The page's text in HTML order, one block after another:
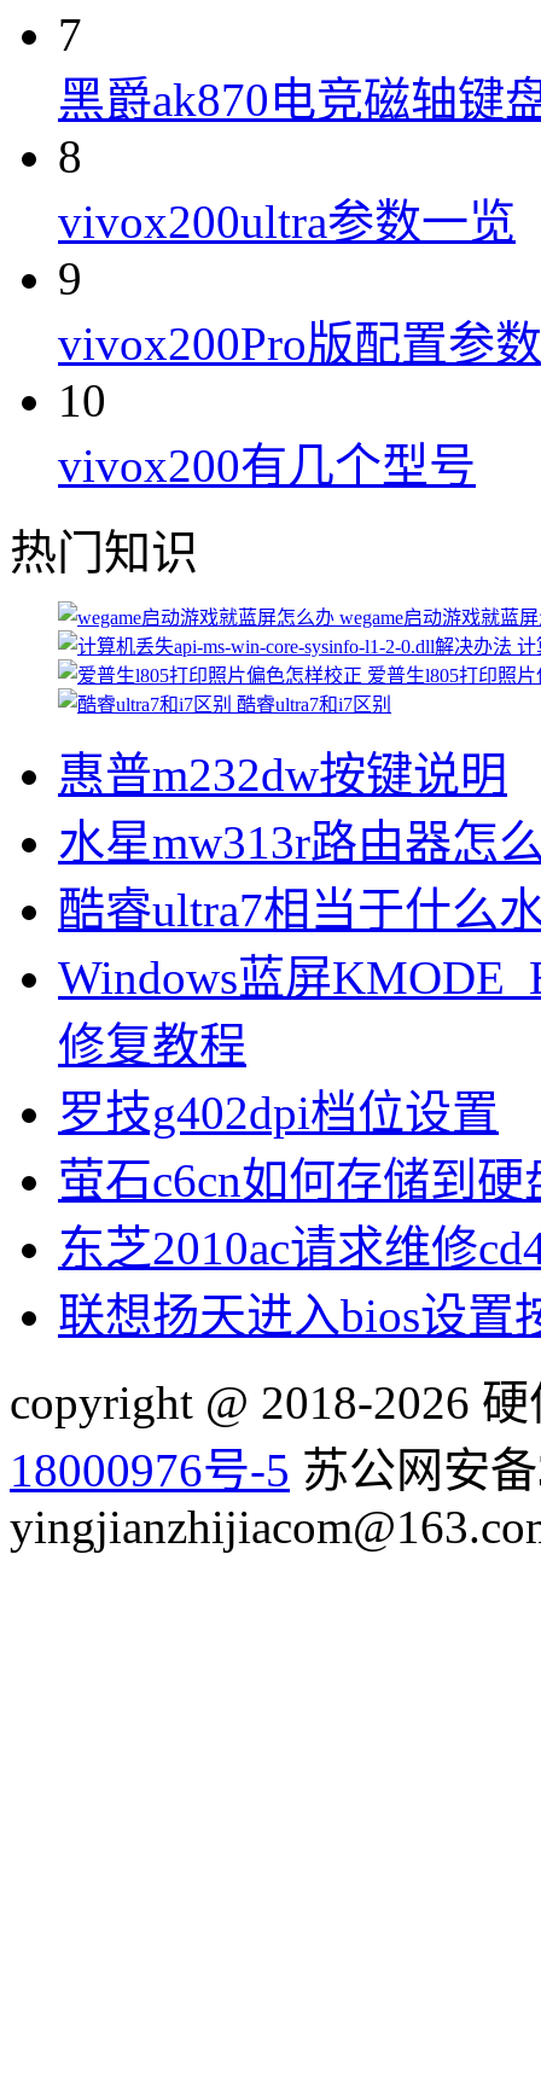
7
黑爵ak870电竞磁轴键
8
vivox200ultra参数一览
9
vivox200Pro版配置参数
10
vivox200有几个型号
热门知识
wegame启动游戏就蓝
计
爱普生l805打印照
酷睿ultra7和i7区别
惠普m232dw按键说明
水星mw313r路由器怎
酷睿ultra7相当于什么
Windows蓝屏
修复教程
罗技g402dpi档位设置
萤石c6cn如何存储到硬
东芝2010ac请求维修
联想扬天进入bios设置
copyright @ 2018-2026
18000976号-5 苏公网安